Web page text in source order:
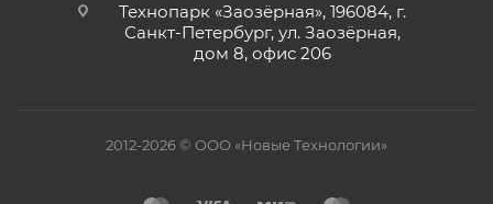
Технопарк «Заозёрная», 196084, г.
Санкт-Петербург, ул. Заозёрная,
дом 8, офис 206
2012-2026 © ООО «Новые Технологии»